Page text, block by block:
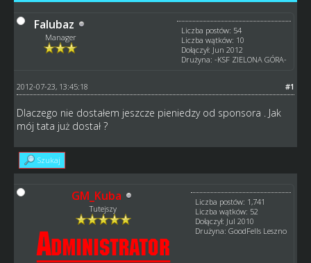
Falubaz
Manager
Liczba postów: 54
Liczba wątków: 10
Dołączył: Jun 2012
Drużyna: -KSF ZIELONA GÓRA-
#1
2012-07-23, 13:45:18
Dlaczego nie dostałem jeszcze pieniedzy od sponsora . Jak
mój tata już dostał ?
Szukaj
GM_Kuba
Tutejszy
Liczba postów: 1,741
Liczba wątków: 52
Dołączył: Jul 2010
Drużyna: GoodFells Leszno